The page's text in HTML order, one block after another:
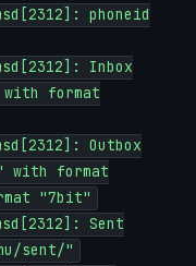
phoneid
Inbox
format
Outbox
with format
"7bit"
Sent
sent/"